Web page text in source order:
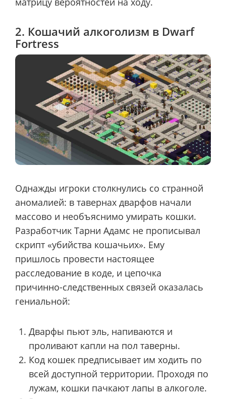
2. Кошачий алкоголизм в Dwarf
Fortress
Однажды игроки столкнулись со странной
аномалией: в тавернах дварфов начали
массово и необъяснимо умирать кошки.
Разработчик Тарни Адамс не прописывал
скрипт «убийства кошачьих». Ему
пришлось провести настоящее
расследование в коде, и цепочка
причинно-следственных связей оказалась
гениальной:
Дварфы пьют эль, напиваются и
проливают капли на пол таверны.
Код кошек предписывает им ходить по
всей доступной территории. Проходя по
лужам, кошки пачкают лапы в алкоголе.